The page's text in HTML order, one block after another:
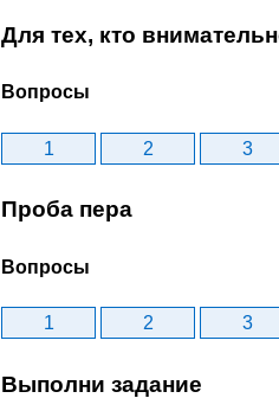
Для тех, кто
Вопросы
1 2 3
Проба пера
Вопросы
1 2 3
Выполни задание